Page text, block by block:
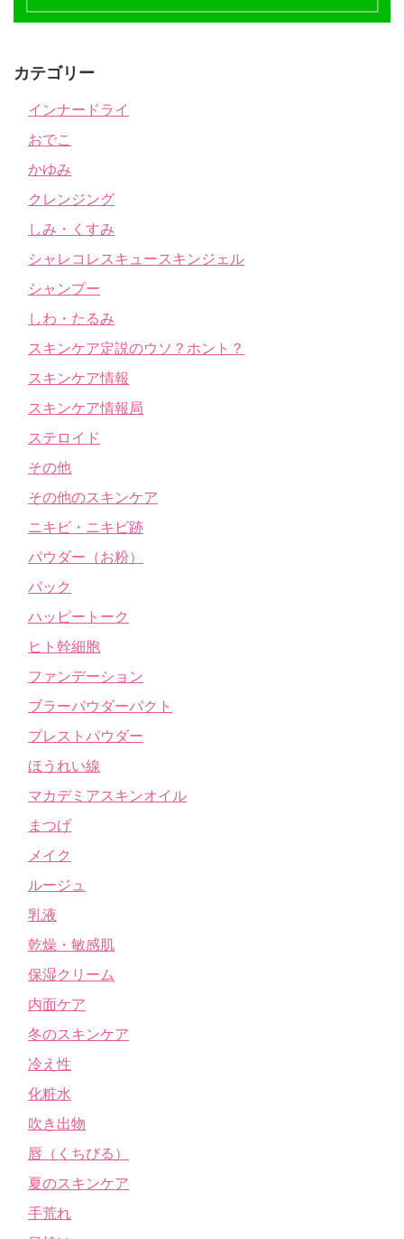
カテゴリー
インナードライ
おでこ
かゆみ
クレンジング
しみ・くすみ
シャレコレスキュースキンジェル
シャンプー
しわ・たるみ
スキンケア定説のウソ？ホント？
スキンケア情報
スキンケア情報局
ステロイド
その他
その他のスキンケア
ニキビ・ニキビ跡
パウダー（お粉）
パック
ハッピートーク
ヒト幹細胞
ファンデーション
ブラーパウダーパクト
プレストパウダー
ほうれい線
マカデミアスキンオイル
まつげ
メイク
ルージュ
乳液
乾燥・敏感肌
保湿クリーム
内面ケア
冬のスキンケア
冷え性
化粧水
吹き出物
唇（くちびる）
夏のスキンケア
手荒れ